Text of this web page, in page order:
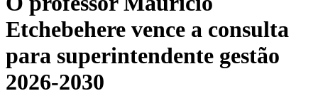
Etchebehere vence a consulta
para superintendente gestão
2026-2030